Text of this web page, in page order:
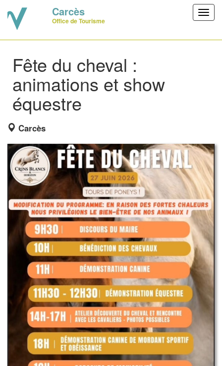
Carcès
Office de Tourisme
Fête du cheval :
animations et show
équestre
Carcès